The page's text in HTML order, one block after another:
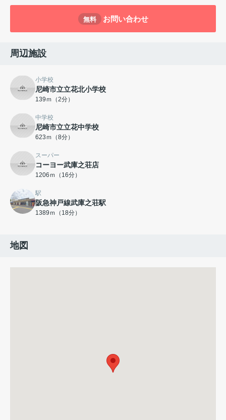
無料 お問い合わせ
周辺施設
小学校
尼崎市立立花北小学校
139ｍ（2分）
中学校
尼崎市立立花中学校
623ｍ（8分）
スーパー
コーヨー武庫之荘店
1206ｍ（16分）
駅
阪急神戸線武庫之荘駅
1389ｍ（18分）
地図